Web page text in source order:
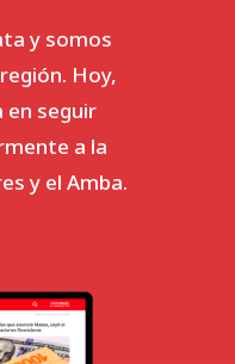
y somos
Hoy,
en seguir
a la
y el Amba.